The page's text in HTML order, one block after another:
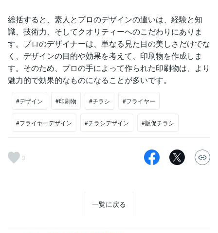
総括すると、素人とプロのデザインの違いは、経験と知
識、技術力、そしてクオリティーへのこだわりにありま
す。プロのデザイナーは、単なる見た目の美しさだけでな
く、デザインの目的や効果を考えて、印刷物を作成しま
す。そのため、プロの手によって作られた印刷物は、より
魅力的で効果的なものになることが多いです。
#デザイン #印刷物 #チラシ #フライヤー
#フライヤーデザイン #チラシデザイン #販促チラシ
3
一覧に戻る